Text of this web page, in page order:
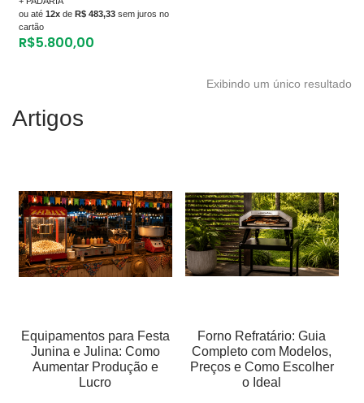
ou até 12x de R$ 483,33 sem juros no
cartão
R$5.800,00
Exibindo um único resultado
Artigos
Equipamentos para Festa
Junina e Julina: Como
Aumentar Produção e
Lucro
Forno Refratário: Guia
Completo com Modelos,
Preços e Como Escolher
o Ideal